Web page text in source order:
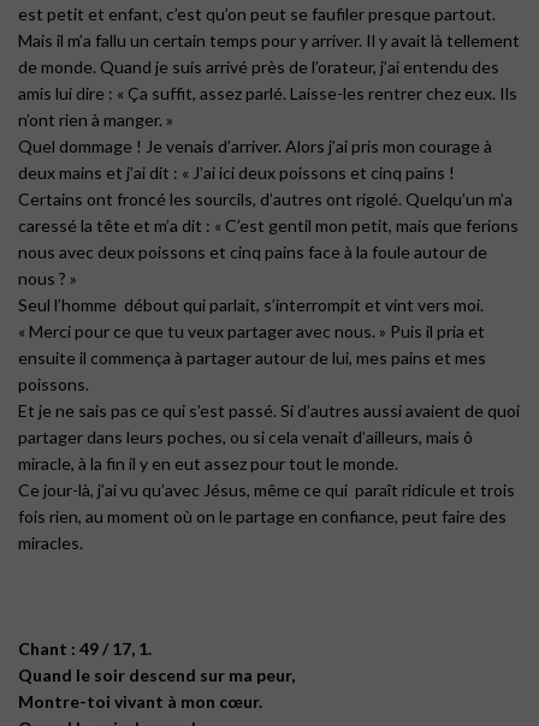
est petit et enfant, c’est qu’on peut se faufiler presque partout.
Mais il m’a fallu un certain temps pour y arriver. Il y avait là tellement
de monde. Quand je suis arrivé près de l’orateur, j’ai entendu des
amis lui dire : « Ça suffit, assez parlé. Laisse-les rentrer chez eux. Ils
n’ont rien à manger. »
Quel dommage ! Je venais d’arriver. Alors j’ai pris mon courage à
deux mains et j’ai dit : « J’ai ici deux poissons et cinq pains !
Certains ont froncé les sourcils, d’autres ont rigolé. Quelqu’un m’a
caressé la tête et m’a dit : « C’est gentil mon petit, mais que ferions
nous avec deux poissons et cinq pains face à la foule autour de
nous ? »
Seul l’homme débout qui parlait, s’interrompit et vint vers moi.
« Merci pour ce que tu veux partager avec nous. » Puis il pria et
ensuite il commença à partager autour de lui, mes pains et mes
poissons.
Et je ne sais pas ce qui s’est passé. Si d’autres aussi avaient de quoi
partager dans leurs poches, ou si cela venait d’ailleurs, mais ô
miracle, à la fin il y en eut assez pour tout le monde.
Ce jour-là, j’ai vu qu’avec Jésus, même ce qui paraît ridicule et trois
fois rien, au moment où on le partage en confiance, peut faire des
miracles.
Chant : 49 / 17, 1.
Quand le soir descend sur ma peur,
Montre-toi vivant à mon cœur.